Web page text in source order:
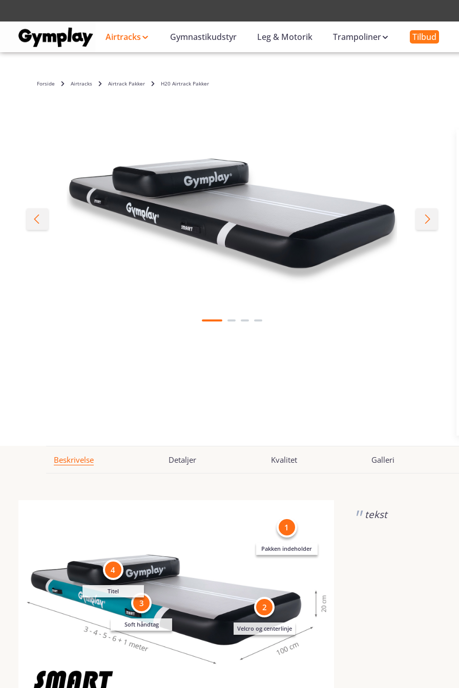
Airtracks Gymnastikudstyr Leg & Motorik Trampoliner Tilbud
Forside Airtracks Airtrack Pakker H20 Airtrack Pakker
Beskrivelse Detaljer Kvalitet Galleri
Pakken indeholder
1
Velcro og centerlinje
2
Soft håndtag
3
Titel
4
tekst